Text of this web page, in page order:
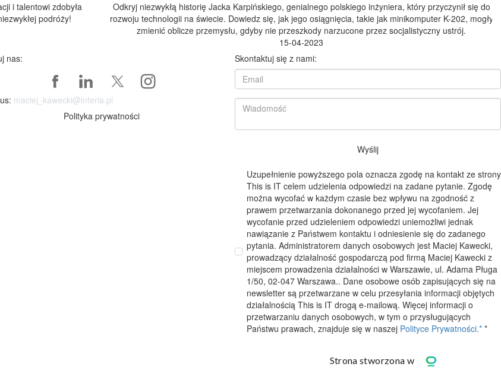
i talentowi zdobyła
podróży!
Odkryj niezwykłą historię Jacka Karpińskiego, genialnego polskiego inżyniera, który przyczynił się do
rozwoju technologii na świecie. Dowiedz się, jak jego osiągnięcia, takie jak minikomputer K-202, mogły
zmienić oblicze przemysłu, gdyby nie przeszkody narzucone przez socjalistyczny ustrój.
15-04-2023
nas:
maciej_kawecki@interia.pl
Polityka prywatności
Skontaktuj się z nami:
Wyślij
Uzupełnienie powyższego pola oznacza zgodę na kontakt ze strony
This is IT celem udzielenia odpowiedzi na zadane pytanie. Zgodę
można wycofać w każdym czasie bez wpływu na zgodność z
prawem przetwarzania dokonanego przed jej wycofaniem. Jej
wycofanie przed udzieleniem odpowiedzi uniemożliwi jednak
nawiązanie z Państwem kontaktu i odniesienie się do zadanego
pytania. Administratorem danych osobowych jest Maciej Kawecki,
prowadzący działalność gospodarczą pod firmą Maciej Kawecki z
miejscem prowadzenia działalności w Warszawie, ul. Adama Pługa
1/50, 02-047 Warszawa.. Dane osobowe osób zapisujących się na
newsletter są przetwarzane w celu przesyłania informacji objętych
działalnością This is IT drogą e-mailową. Więcej informacji o
przetwarzaniu danych osobowych, w tym o przysługujących
Państwu prawach, znajduje się w naszej Polityce Prywatności.* *
Strona stworzona w